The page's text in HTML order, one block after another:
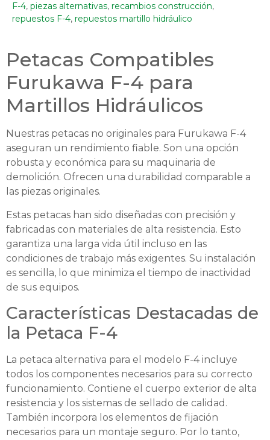
F-4, piezas alternativas, recambios construcción,
repuestos F-4, repuestos martillo hidráulico
Petacas Compatibles
Furukawa F-4 para
Martillos Hidráulicos
Nuestras petacas no originales para Furukawa F-4
aseguran un rendimiento fiable. Son una opción
robusta y económica para su maquinaria de
demolición. Ofrecen una durabilidad comparable a
las piezas originales.
Estas petacas han sido diseñadas con precisión y
fabricadas con materiales de alta resistencia. Esto
garantiza una larga vida útil incluso en las
condiciones de trabajo más exigentes. Su instalación
es sencilla, lo que minimiza el tiempo de inactividad
de sus equipos.
Características Destacadas de
la Petaca F-4
La petaca alternativa para el modelo F-4 incluye
todos los componentes necesarios para su correcto
funcionamiento. Contiene el cuerpo exterior de alta
resistencia y los sistemas de sellado de calidad.
También incorpora los elementos de fijación
necesarios para un montaje seguro. Por lo tanto,